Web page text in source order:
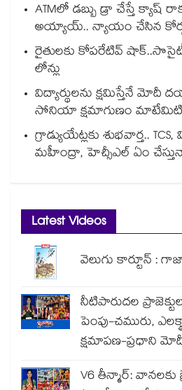
ATMలో డబ్బు డ్రా చేస్తే క్యాష్
అయ్యాయ్.. న్యాయం చేసిన
రైతులకు కోపరేటివ్
లోన్లు
విద్యార్థులను క్షమిస్తేనే
సోనియా క్షమాగుణం
గ్రాడ్యుయేట్లకు శుభవార్త..
మహీంద్రా, హెచ్సీఎల్ ఏం
Latest Videos
వెలుగు కార్టూన్ :
నీటిపారుదల
పెంపు-చమురు,
క్షమాపణ-ప్రధాని
V6 తీన్మార్: వానలకు